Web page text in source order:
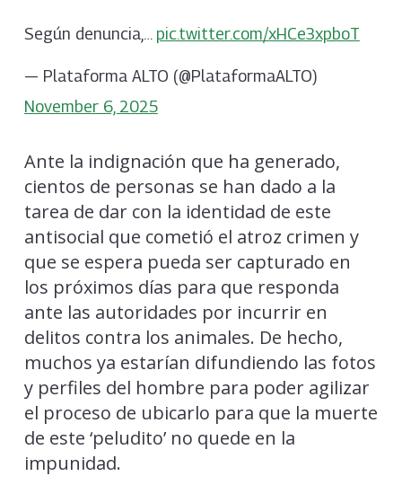
Según denuncia,… pic.twitter.com/xHCe3xpboT
— Plataforma ALTO (@PlataformaALTO)
November 6, 2025
Ante la indignación que ha generado,
cientos de personas se han dado a la
tarea de dar con la identidad de este
antisocial que cometió el atroz crimen y
que se espera pueda ser capturado en
los próximos días para que responda
ante las autoridades por incurrir en
delitos contra los animales. De hecho,
muchos ya estarían difundiendo las fotos
y perfiles del hombre para poder agilizar
el proceso de ubicarlo para que la muerte
de este ‘peludito’ no quede en la
impunidad.